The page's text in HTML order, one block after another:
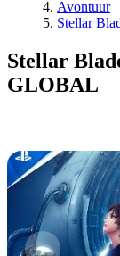
Avontuur
Stellar
Stellar
GLOBAL